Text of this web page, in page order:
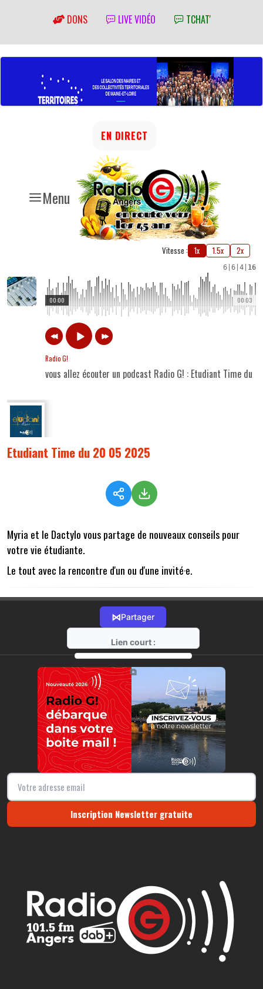
DONS LIVE VIDÉO TCHAT'
Menu
EN DIRECT
Vitesse : 1x 1.5x 2x
6 6 4 16
00:03
00:00
Radio G!
vous allez écouter un podcast Radio G! : Etudiant Time du
Etudiant Time du 20 05 2025
Myria et le Dactylo vous partage de nouveaux conseils pour
votre vie étudiante.
Le tout avec la rencontre d'un ou d'une invité·e.
⋈Partager
Lien court :
https://radio-g.fr?17644
⧉
Inscription Newsletter gratuite